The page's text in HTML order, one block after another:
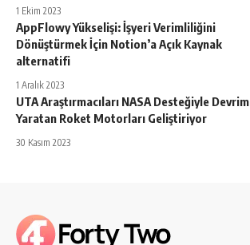
1 Ekim 2023
AppFlowy Yükselişi: İşyeri Verimliliğini
Dönüştürmek İçin Notion’a Açık Kaynak
alternatifi
1 Aralık 2023
UTA Araştırmacıları NASA Desteğiyle Devrim
Yaratan Roket Motorları Geliştiriyor
30 Kasım 2023